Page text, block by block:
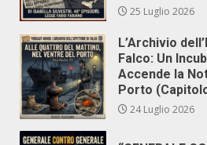
25 Luglio 2026
L’Archivio
Falco: Un
Accende la
Porto
24 Luglio 2026